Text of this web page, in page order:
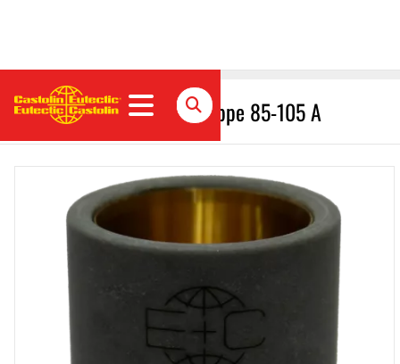
CastoCut Schneiddüsenkappe 85-105 A